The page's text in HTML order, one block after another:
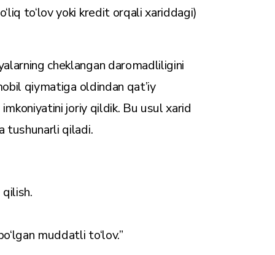
to‘lov yoki kredit orqali xariddagi)
cheklangan daromadliligini
qiymatiga oldindan qat’iy
joriy qildik. Bu usul xarid
tushunarli qiladi.
qilish.
muddatli to‘lov.”